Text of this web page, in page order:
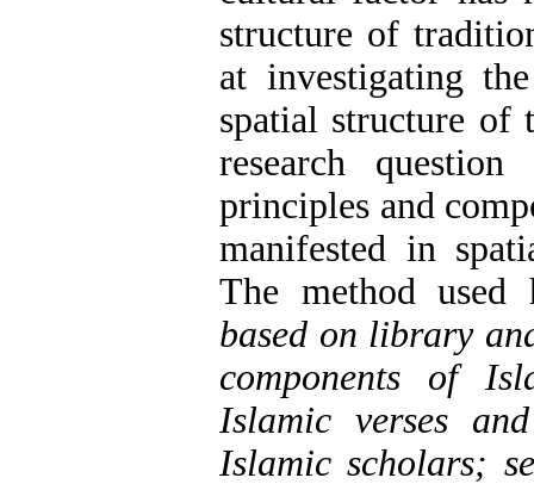
structure of
at investigating
spatial structure of
research
principles and
manifested in
The method
based on library
components of
Islamic verses
Islamic scholars;